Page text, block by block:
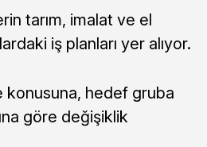
tarım, imalat ve el
iş planları yer alıyor.
konusuna, hedef gruba
göre değişiklik